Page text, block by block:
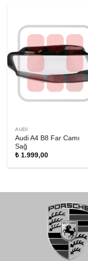
AUDI
Audi A4 B8 Far Camı
Sağ
₺ 1.999,00